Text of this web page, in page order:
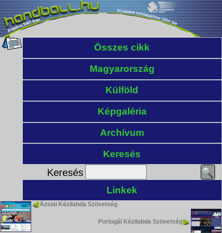
Összes cikk
Magyarország
Külföld
Képgaléria
Archívum
Keresés
Keresés
Linkek
Ázsiai Kézilabda Szövetség
Portugál Kézilabda Szövetség